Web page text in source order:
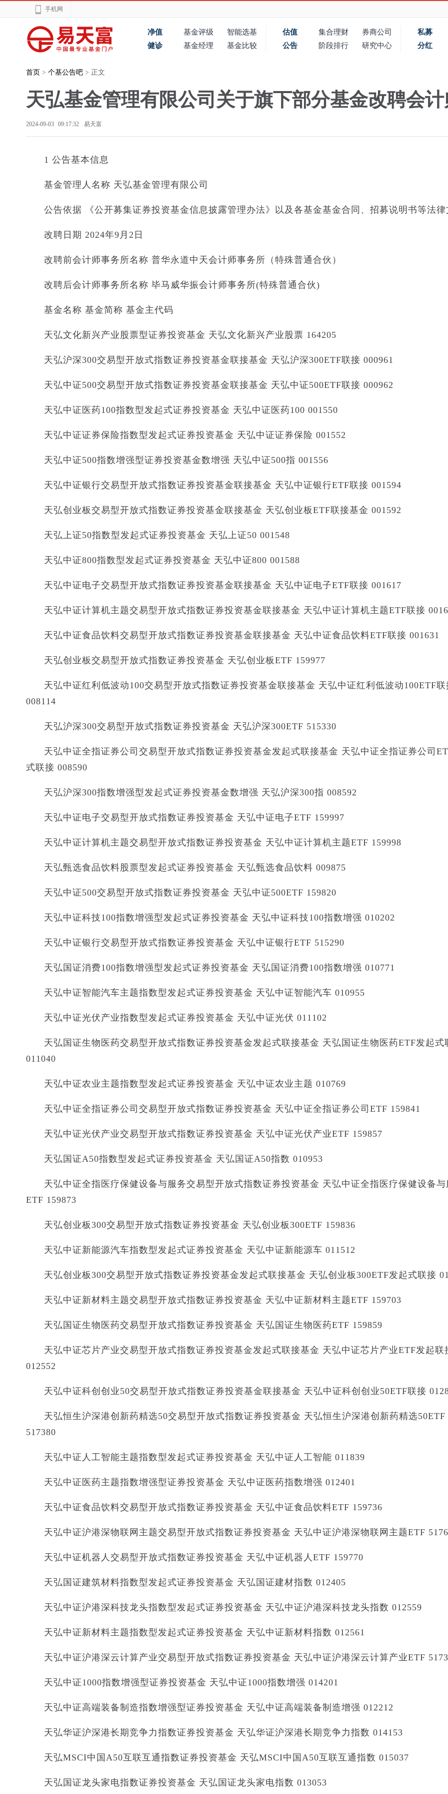
手机网
净值 基金评级
智能选基
健诊
基金经理 基金比较
估值 集合理财
券商公司
公告
阶段排行 研究中心
私募
分红
首页 > 个基公告吧 > 正文
天弘基金管理有限公司关于旗下部分基金改聘会
2024-09-03 09:17:32 易天富
1 公告基本信息
基金管理人名称 天弘基金管理有限公司
公告依据 《公开募集证券投资基金信息披露管理办法》以及各基金基金合同、招募说明书等法律
改聘日期 2024年9月2日
改聘前会计师事务所名称 普华永道中天会计师事务所（特殊普通合伙）
改聘后会计师事务所名称 毕马威华振会计师事务所(特殊普通合伙)
基金名称 基金简称 基金主代码
天弘文化新兴产业股票型证券投资基金 天弘文化新兴产业股票 164205
天弘沪深300交易型开放式指数证券投资基金联接基金 天弘沪深300ETF联接 000961
天弘中证500交易型开放式指数证券投资基金联接基金 天弘中证500ETF联接 000962
天弘中证医药100指数型发起式证券投资基金 天弘中证医药100 001550
天弘中证证券保险指数型发起式证券投资基金 天弘中证证券保险 001552
天弘中证500指数增强型证券投资基金数增强 天弘中证500指 001556
天弘中证银行交易型开放式指数证券投资基金联接基金 天弘中证银行ETF联接 001594
天弘创业板交易型开放式指数证券投资基金联接基金 天弘创业板ETF联接基金 001592
天弘上证50指数型发起式证券投资基金 天弘上证50 001548
天弘中证800指数型发起式证券投资基金 天弘中证800 001588
天弘中证电子交易型开放式指数证券投资基金联接基金 天弘中证电子ETF联接 001617
天弘中证计算机主题交易型开放式指数证券投资基金联接基金 天弘中证计算机主题ETF联接
天弘中证食品饮料交易型开放式指数证券投资基金联接基金 天弘中证食品饮料ETF联接 001631
天弘创业板交易型开放式指数证券投资基金 天弘创业板ETF 159977
天弘中证红利低波动100交易型开放式指数证券投资基金联接基金 天弘中证红利低波动100ETF联
008114
天弘沪深300交易型开放式指数证券投资基金 天弘沪深300ETF 515330
天弘中证全指证券公司交易型开放式指数证券投资基金发起式联接基金 天弘中证全指证券公司
式联接 008590
天弘沪深300指数增强型发起式证券投资基金数增强 天弘沪深300指 008592
天弘中证电子交易型开放式指数证券投资基金 天弘中证电子ETF 159997
天弘中证计算机主题交易型开放式指数证券投资基金 天弘中证计算机主题ETF 159998
天弘甄选食品饮料股票型发起式证券投资基金 天弘甄选食品饮料 009875
天弘中证500交易型开放式指数证券投资基金 天弘中证500ETF 159820
天弘中证科技100指数增强型发起式证券投资基金 天弘中证科技100指数增强 010202
天弘中证银行交易型开放式指数证券投资基金 天弘中证银行ETF 515290
天弘国证消费100指数增强型发起式证券投资基金 天弘国证消费100指数增强 010771
天弘中证智能汽车主题指数型发起式证券投资基金 天弘中证智能汽车 010955
天弘中证光伏产业指数型发起式证券投资基金 天弘中证光伏 011102
天弘国证生物医药交易型开放式指数证券投资基金发起式联接基金 天弘国证生物医药ETF发起式
011040
天弘中证农业主题指数型发起式证券投资基金 天弘中证农业主题 010769
天弘中证全指证券公司交易型开放式指数证券投资基金 天弘中证全指证券公司ETF 159841
天弘中证光伏产业交易型开放式指数证券投资基金 天弘中证光伏产业ETF 159857
天弘国证A50指数型发起式证券投资基金 天弘国证A50指数 010953
天弘中证全指医疗保健设备与服务交易型开放式指数证券投资基金 天弘中证全指医疗保健设备与
ETF 159873
天弘创业板300交易型开放式指数证券投资基金 天弘创业板300ETF 159836
天弘中证新能源汽车指数型发起式证券投资基金 天弘中证新能源车 011512
天弘创业板300交易型开放式指数证券投资基金发起式联接基金 天弘创业板300ETF发起式联接
天弘中证新材料主题交易型开放式指数证券投资基金 天弘中证新材料主题ETF 159703
天弘国证生物医药交易型开放式指数证券投资基金 天弘国证生物医药ETF 159859
天弘中证芯片产业交易型开放式指数证券投资基金发起式联接基金 天弘中证芯片产业ETF发起联
012552
天弘中证科创创业50交易型开放式指数证券投资基金联接基金 天弘中证科创创业50ETF联接
天弘恒生沪深港创新药精选50交易型开放式指数证券投资基金 天弘恒生沪深港创新药精选50ETF
517380
天弘中证人工智能主题指数型发起式证券投资基金 天弘中证人工智能 011839
天弘中证医药主题指数增强型证券投资基金 天弘中证医药指数增强 012401
天弘中证食品饮料交易型开放式指数证券投资基金 天弘中证食品饮料ETF 159736
天弘中证沪港深物联网主题交易型开放式指数证券投资基金 天弘中证沪港深物联网主题ETF
天弘中证机器人交易型开放式指数证券投资基金 天弘中证机器人ETF 159770
天弘国证建筑材料指数型发起式证券投资基金 天弘国证建材指数 012405
天弘中证沪港深科技龙头指数型发起式证券投资基金 天弘中证沪港深科技龙头指数 012559
天弘中证新材料主题指数型发起式证券投资基金 天弘中证新材料指数 012561
天弘中证沪港深云计算产业交易型开放式指数证券投资基金 天弘中证沪港深云计算产业ETF
天弘中证1000指数增强型证券投资基金 天弘中证1000指数增强 014201
天弘中证高端装备制造指数增强型证券投资基金 天弘中证高端装备制造增强 012212
天弘华证沪深港长期竞争力指数证券投资基金 天弘华证沪深港长期竞争力指数 014153
天弘MSCI中国A50互联互通指数证券投资基金 天弘MSCI中国A50互联互通指数 015037
天弘国证龙头家电指数证券投资基金 天弘国证龙头家电指数 013053